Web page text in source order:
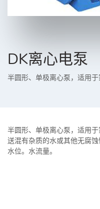
DK离心电泵
半圆形、单极离心泵，适用
半圆形、单极离心泵，适用
送混有杂质的水或其他无腐
水位。水流量。